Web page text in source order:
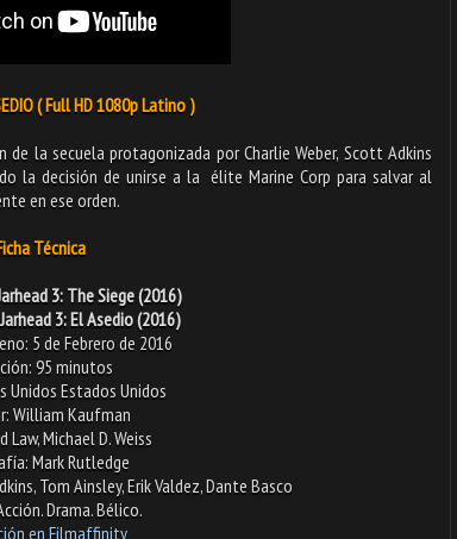
( Full HD 1080p Latino )
la secuela protagonizada por Charlie Weber, Scott Adkins
la decisión de unirse a la élite Marine Corp para salvar al
en ese orden.
Técnica
3: The Siege (2016)
3: El Asedio (2016)
5 de Febrero de 2016
95 minutos
Unidos Estados Unidos
William Kaufman
Law, Michael D. Weiss
Mark Rutledge
Tom Ainsley, Erik Valdez, Dante Basco
Drama. Bélico.
en Filmaffinity